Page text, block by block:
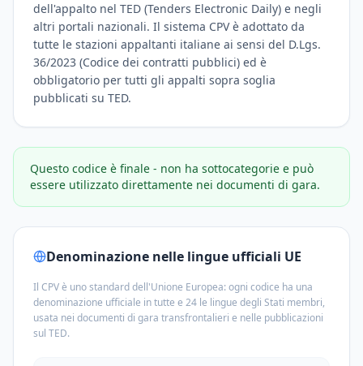
dell'appalto nel TED (Tenders Electronic Daily) e negli
altri portali nazionali. Il sistema CPV è adottato da
tutte le stazioni appaltanti italiane ai sensi del D.Lgs.
36/2023 (Codice dei contratti pubblici) ed è
obbligatorio per tutti gli appalti sopra soglia
pubblicati su TED.
Questo codice è finale - non ha sottocategorie e può
essere utilizzato direttamente nei documenti di gara.
Denominazione nelle lingue ufficiali UE
Il CPV è uno standard dell'Unione Europea: ogni codice ha una
denominazione ufficiale in tutte e 24 le lingue degli Stati membri,
usata nei documenti di gara transfrontalieri e nelle pubblicazioni
sul TED.